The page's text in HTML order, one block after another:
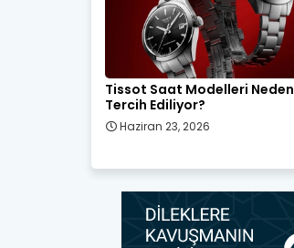
Tissot Saat Modelleri Neden
Tercih Ediliyor?
Haziran 23, 2026